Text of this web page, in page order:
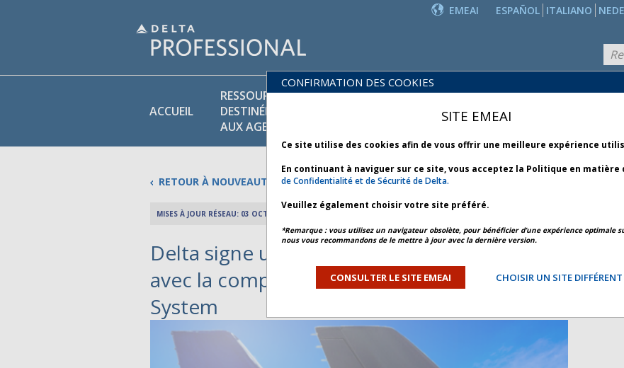
ITALIANO
ESPAÑOL
EMEAI
ACCUEIL
RESSOURCES
DESTINÉES
AUX AGENTS
POLITIQUES
PRODUITS
ET
RETOUR À NOUVEAUTÉS
MISES À JOUR RÉSEAU: 03 OCTOBRE 2024
Delta signe un accord de partage de code
avec la compagnie Scandinavian Airlines
System
CONFIRMATION DES COOKIES
SITE EMEAI
Ce site utilise des cookies afin de vous offrir une meilleure expérience
En continuant à naviguer sur ce site, vous acceptez la Politique en matière
de Confidentialité et de Sécurité de Delta.
Veuillez également choisir votre site préféré.
*Remarque : vous utilisez un navigateur obsolète, pour bénéficier d’une expérience optimale
nous vous recommandons de le mettre à jour avec la dernière version.
CONSULTER LE SITE EMEAI CHOISIR UN SITE DIFFÉRENT